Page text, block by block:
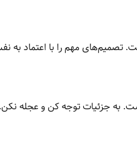
تصمیم‌های مهم را با اعتماد
به جزئیات توجه کن و عجله نکن.